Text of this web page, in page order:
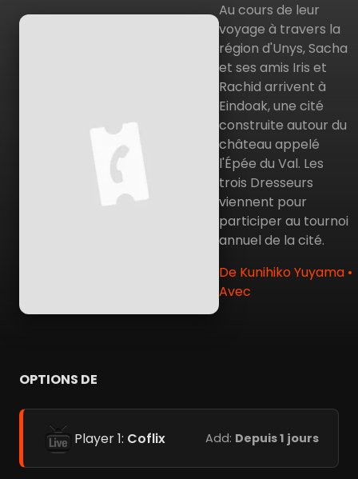
Au cours de leur
voyage à travers la
région d'Unys, Sacha
et ses amis Iris et
Rachid arrivent à
Eindoak, une cité
construite autour du
château appelé
l'Épée du Val. Les
trois Dresseurs
viennent pour
participer au tournoi
annuel de la cité.
De Kunihiko Yuyama •
Avec
OPTIONS DE
Player 1: Coflix Add: Depuis 1 jours